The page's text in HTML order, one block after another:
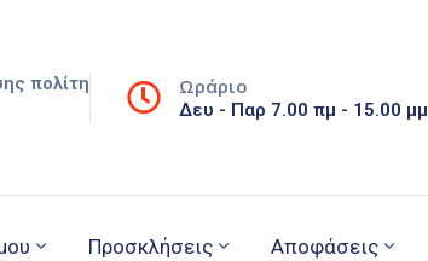
πολίτη Ωράριο
Δευ - Παρ 7.00 πμ - 15.00 μμ
Προσκλήσεις Αποφάσεις